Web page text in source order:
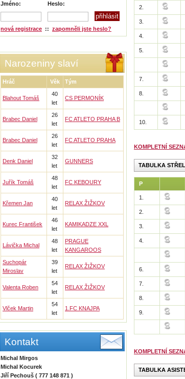
Jméno: Heslo:
nová registrace :: zapomněli jste heslo?
Narozeniny slaví
Hráč Věk Tým
Blahout Tomáš
40
let
CS PERMONÍK
Brabec Daniel
26
let
FC ATLETO PRAHA B
Brabec Daniel
26
let
FC ATLETO PRAHA
Denk Daniel
32
let
GUNNERS
Juřík Tomáš
48
let
FC KEBOURY
Křemen Jan
40
let
RELAX ŽIŽKOV
Kurec František
46
let
KAMIKADZE XXL
Lávička Michal
48
let
PRAGUE
KANGAROOS
Suchopár
Miroslav
39
let
RELAX ŽIŽKOV
Valenta Roben
54
let
RELAX ŽIŽKOV
Vlček Martin
54
let
1.FC KNAJPA
Kontakt
Michal Mirgos
Michal Kocurek
Jiří Pechouš ( 777 148 871 )
2.
3.
4.
5.
7.
8.
10.
KOMPLETNÍ
TABULKA
P
1.
2.
3.
4.
6.
7.
8.
9.
KOMPLETNÍ
TABULKA